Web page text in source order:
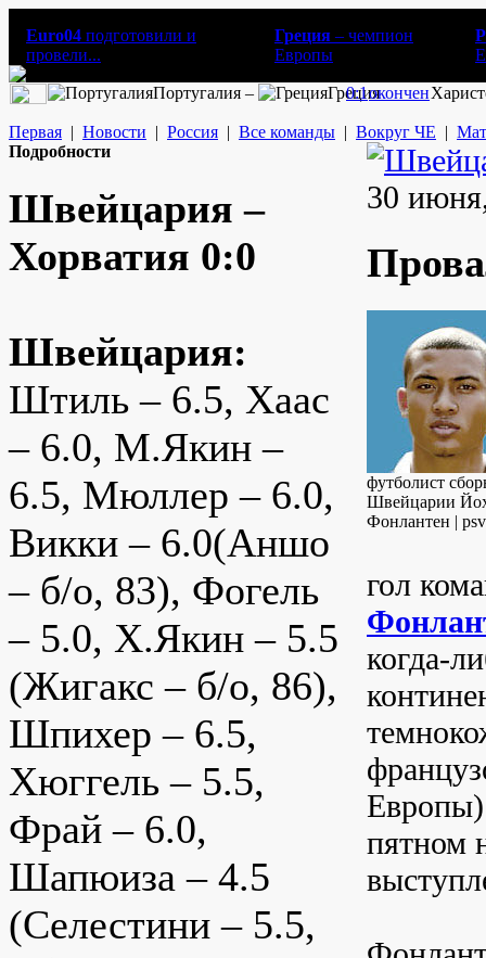
Euro04 подготовили и
провели...
Греция – чемпион
Европы
Португалия – Греция
0:1окончен
Первая | Новости | Россия | Все команды | Вокруг ЧЕ |
Подробности
Швейцария –
Хорватия 0:0
Швейцария:
Штиль – 6.5, Хаас
– 6.0, М.Якин –
6.5, Мюллер – 6.0,
Викки – 6.0(Аншо
– б/о, 83), Фогель
– 5.0, Х.Якин – 5.5
(Жигакс – б/о, 86),
Шпихер – 6.5,
Хюггель – 5.5,
Фрай – 6.0,
Шапюиза – 4.5
(Селестини – 5.5,
30
футболист
Швейцарии
Фонлантен |
гол
когда-
Европы)
пятном